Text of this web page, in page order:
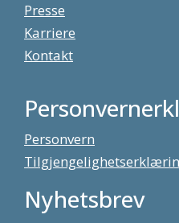
Presse
Karriere
Kontakt
Personvern
Nyhetsbrev